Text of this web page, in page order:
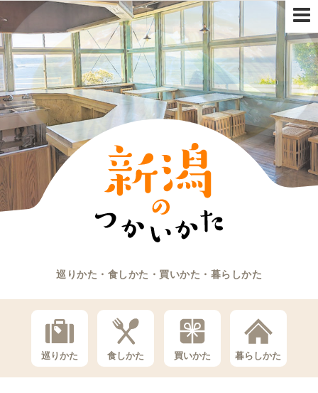
巡りかた・食しかた・買いかた・暮らしかた
巡りかた 食しかた 買いかた 暮らしかた